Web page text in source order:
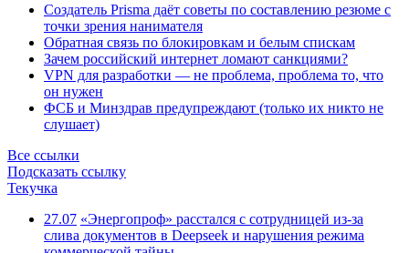
Создатель Prisma даёт советы по составлению резюме с
точки зрения нанимателя
Обратная связь по блокировкам и белым спискам
Зачем российский интернет ломают санкциями?
VPN для разработки — не проблема, проблема то, что
он нужен
ФСБ и Минздрав предупреждают (только их никто не
слушает)
Все ссылки
Подсказать ссылку
Текучка
27.07 «Энергопроф» расстался с сотрудницей из-за
слива документов в Deepseek и нарушения режима